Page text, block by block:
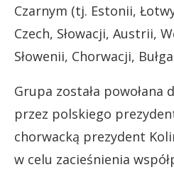
Czarnym (tj. Estonii,
Czech, Słowacji, Austrii,
Słowenii, Chorwacji,
Grupa została powołana
przez polskiego
chorwacką prezydent
w celu zacieśnienia